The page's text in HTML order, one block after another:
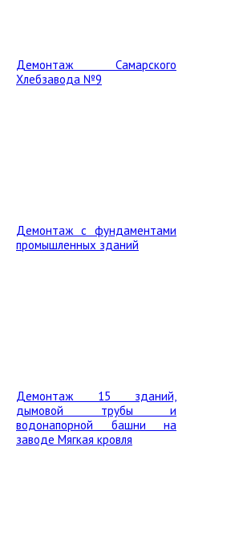
Демонтаж Самарского
Хлебзавода №9
Демонтаж с фундаментами
промышленных зданий
Демонтаж 15 зданий,
дымовой трубы и
водонапорной башни на
заводе Мягкая кровля